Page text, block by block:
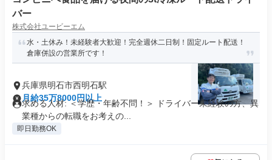
バー
株式会社ユービーエム
水・土休み！未経験者大歓迎！完全週休二日制！固定ルート配送！
倉庫併設の営業所です！
兵庫県明石市西明石駅
月給35万8000円以上
求める人材: ＜学歴・年齢不問！＞ ドライバー未経験の方、異
業種からの転職をお考えの...
即日勤務OK